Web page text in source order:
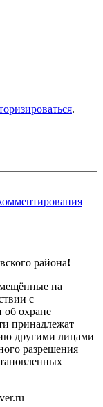
.
района!
на
с
об охране
принадлежат
другими лицами
разрешения